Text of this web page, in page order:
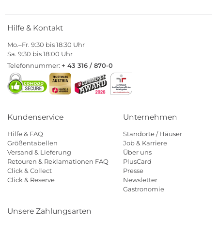
Hilfe & Kontakt
Mo.–Fr. 9:30 bis 18:30 Uhr
Sa. 9:30 bis 18:00 Uhr
Telefonnummer: + 43 316 / 870-0
Kundenservice
Hilfe & FAQ
Größentabellen
Versand & Lieferung
Retouren & Reklamationen FAQ
Click & Collect
Click & Reserve
Unternehmen
Standorte / Häuser
Job & Karriere
Über uns
PlusCard
Presse
Newsletter
Gastronomie
Unsere Zahlungsarten